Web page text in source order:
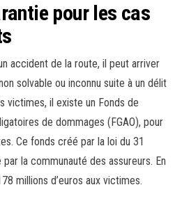
pour les cas
accident de la route, il peut arriver
solvable ou inconnu suite à un délit
victimes, il existe un Fonds de
de dommages (FGAO), pour
Ce fonds créé par la loi du 31
la communauté des assureurs. En
millions d’euros aux victimes.